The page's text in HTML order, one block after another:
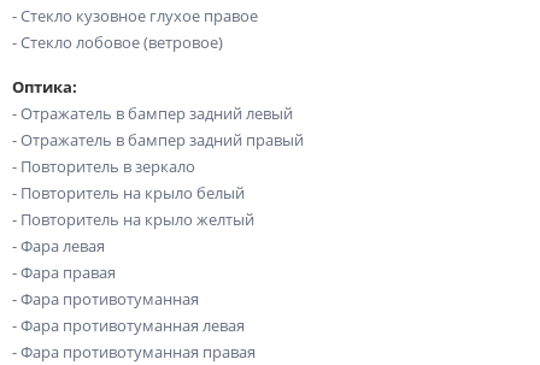
- Стекло кузовное глухое правое
- Стекло лобовое (ветровое)
Оптика:
- Отражатель в бампер задний левый
- Отражатель в бампер задний правый
- Повторитель в зеркало
- Повторитель на крыло белый
- Повторитель на крыло желтый
- Фара левая
- Фара правая
- Фара противотуманная
- Фара противотуманная левая
- Фара противотуманная правая